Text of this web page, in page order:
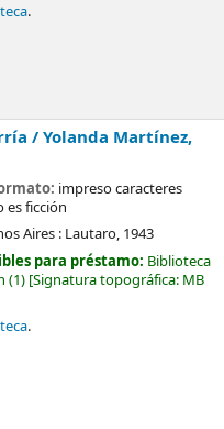
.
/Yolanda Martínez,
impreso caracteres
es ficción
Aires : Lautaro, 1943
para préstamo: Biblioteca
(1) Signatura topográfica: MB
.